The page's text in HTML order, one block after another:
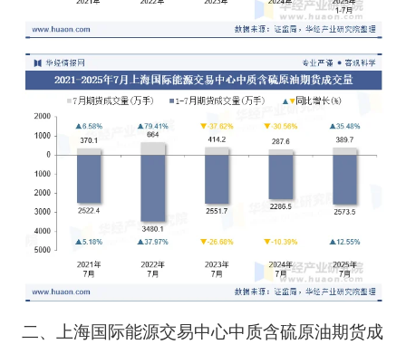
二、上海国际能源交易中心中质含硫原油期货成